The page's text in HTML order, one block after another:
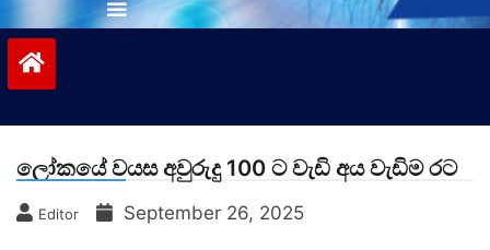
ලෝකයේ වයස අවුරුදු 100 ට වැඩි අය වැඩිම රට
Editor September 26, 2025